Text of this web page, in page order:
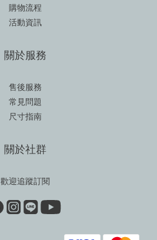
購物流程
活動資訊
關於服務
售後服務
常見問題
尺寸指南
關於社群
歡迎追蹤訂閱